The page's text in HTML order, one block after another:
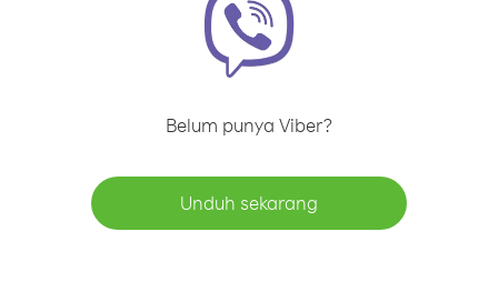
Belum punya Viber?
Unduh sekarang